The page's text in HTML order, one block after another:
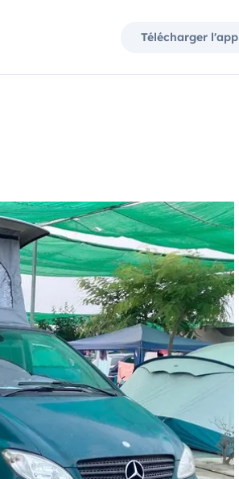
Télécharger l'app